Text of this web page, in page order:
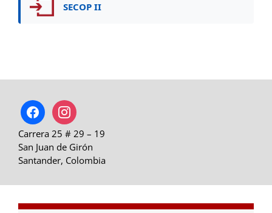
SECOP II
facebookinstagram
Carrera 25 # 29 – 19
San Juan de Girón
Santander, Colombia